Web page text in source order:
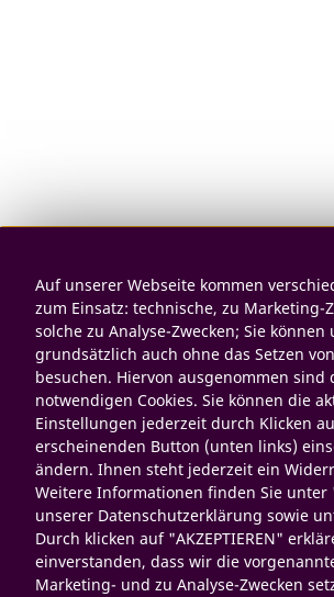
Auf unserer Webseite kommen
zum Einsatz: technische, zu Marketing-
solche zu Analyse-Zwecken; Sie können
grundsätzlich auch ohne das Setzen
besuchen. Hiervon ausgenommen sind
notwendigen Cookies. Sie können die
Einstellungen jederzeit durch Klicken
erscheinenden Button (unten links)
ändern. Ihnen steht jederzeit ein
Weitere Informationen finden Sie unter
unserer Datenschutzerklärung sowie
Durch klicken auf "AKZEPTIEREN"
einverstanden, dass wir die
Marketing- und zu Analyse-Zwecken